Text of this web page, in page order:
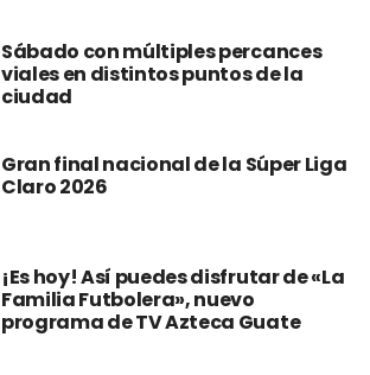
Sábado con múltiples percances
viales en distintos puntos de la
ciudad
Gran final nacional de la Súper Liga
Claro 2026
¡Es hoy! Así puedes disfrutar de «La
Familia Futbolera», nuevo
programa de TV Azteca Guate